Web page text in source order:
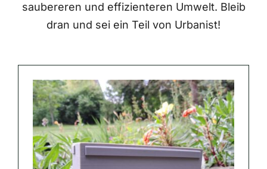
saubereren und effizienteren Umwelt. Bleib
dran und sei ein Teil von Urbanist!